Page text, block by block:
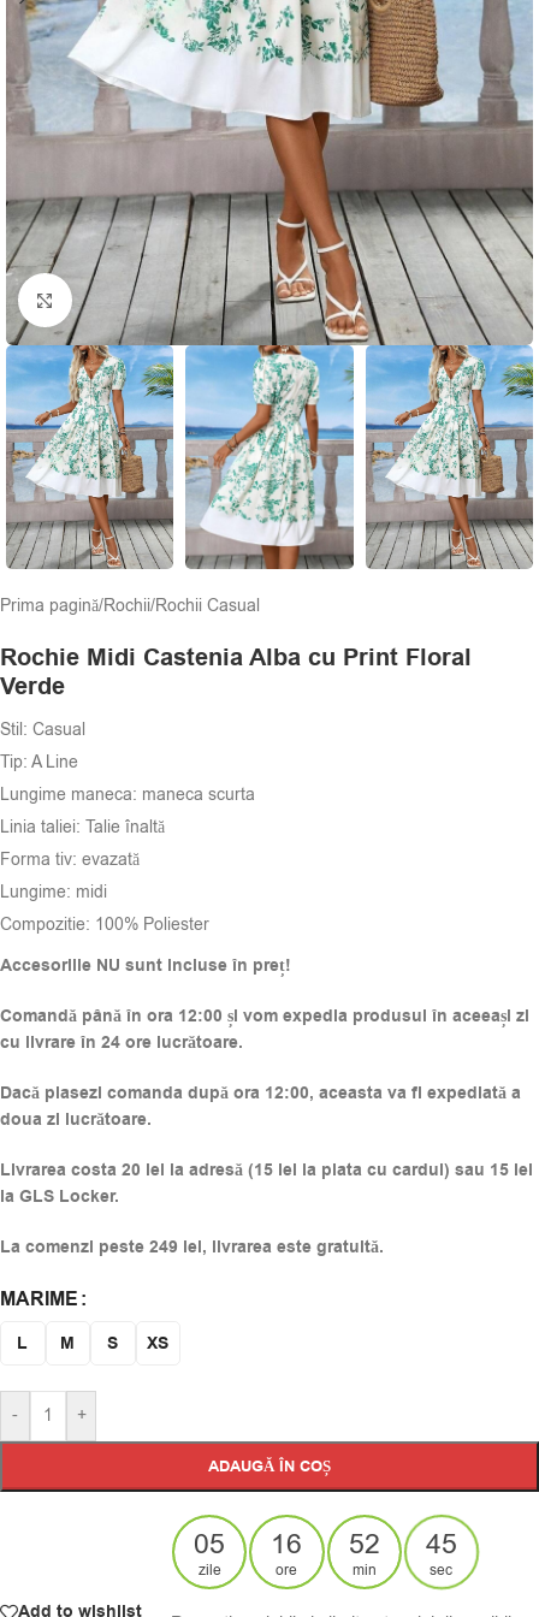
Click to enlarge
Prima pagină/Rochii/Rochii Casual
Rochie Midi Castenia Alba cu Print Floral
Verde
Stil: Casual
Tip: A Line
Lungime maneca: maneca scurta
Linia taliei: Talie înaltă
Forma tiv: evazată
Lungime: midi
Compozitie: 100% Poliester
Accesoriile NU sunt incluse în preț!
Comandă până în ora 12:00 și vom expedia produsul în aceeași zi
cu livrare în 24 ore lucrătoare.
Dacă plasezi comanda după ora 12:00, aceasta va fi expediată a
doua zi lucrătoare.
Livrarea costa 20 lei la adresă (15 lei la plata cu cardul) sau 15 lei
la GLS Locker.
La comenzi peste 249 lei, livrarea este gratuită.
MARIME
L M S XS
- +
ADAUGĂ ÎN COȘ
Alternative:
05
zile
16
ore
52
min
44
sec